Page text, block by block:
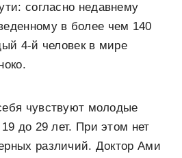
согласно недавнему
в более чем 140
4-й человек в мире
чувствуют молодые
до 29 лет. При этом нет
различий. Доктор Ами